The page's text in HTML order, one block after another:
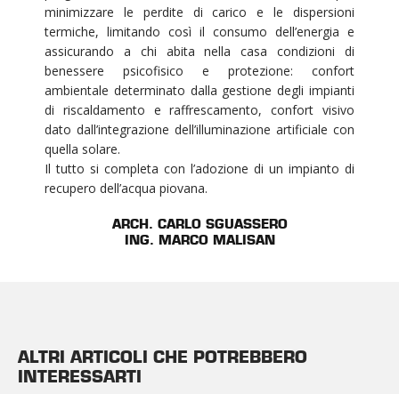
minimizzare le perdite di carico e le dispersioni
termiche, limitando così il consumo dell’energia e
assicurando a chi abita nella casa condizioni di
benessere psicofisico e protezione: confort
ambientale determinato dalla gestione degli impianti
di riscaldamento e raffrescamento, confort visivo
dato dall’integrazione dell’illuminazione artificiale con
quella solare.
Il tutto si completa con l’adozione di un impianto di
recupero dell’acqua piovana.
ARCH. CARLO SGUASSERO
ING. MARCO MALISAN
ALTRI ARTICOLI CHE POTREBBERO
INTERESSARTI